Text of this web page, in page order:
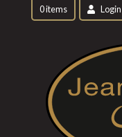
0 items Login